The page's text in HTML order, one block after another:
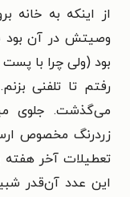
از اینکه به خانه
وصیتش در آن بود
بود (ولی چرا با
رفتم تا تلفنی
می‌گذشت. جلوی
زردرنگ مخصوص
این عدد آن‌قدر